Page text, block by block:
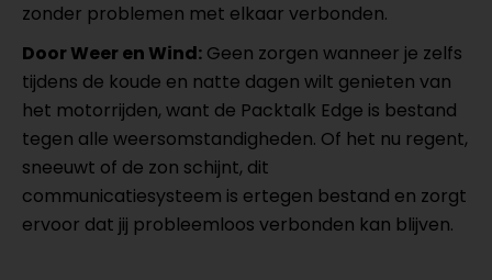
zonder problemen met elkaar verbonden.
Door Weer en Wind: Geen zorgen wanneer je zelfs
tijdens de koude en natte dagen wilt genieten van
het motorrijden, want de Packtalk Edge is bestand
tegen alle weersomstandigheden. Of het nu regent,
sneeuwt of de zon schijnt, dit
communicatiesysteem is ertegen bestand en zorgt
ervoor dat jij probleemloos verbonden kan blijven.